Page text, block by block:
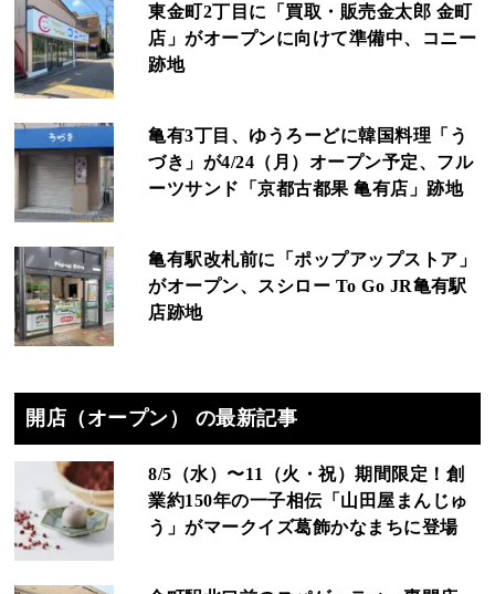
東金町2丁目に「買取・販売金太郎 金町
店」がオープンに向けて準備中、コニー
跡地
亀有3丁目、ゆうろーどに韓国料理「う
づき」が4/24（月）オープン予定、フル
ーツサンド「京都古都果 亀有店」跡地
亀有駅改札前に「ポップアップストア」
がオープン、スシロー To Go JR亀有駅
店跡地
開店（オープン） の最新記事
8/5（水）〜11（火・祝）期間限定！創
業約150年の一子相伝「山田屋まんじゅ
う」がマークイズ葛飾かなまちに登場